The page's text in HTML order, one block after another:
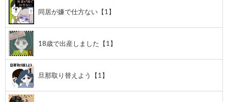
同居が嫌で仕方ない【1】
18歳で出産しました【1】
旦那取り替えよう【1】